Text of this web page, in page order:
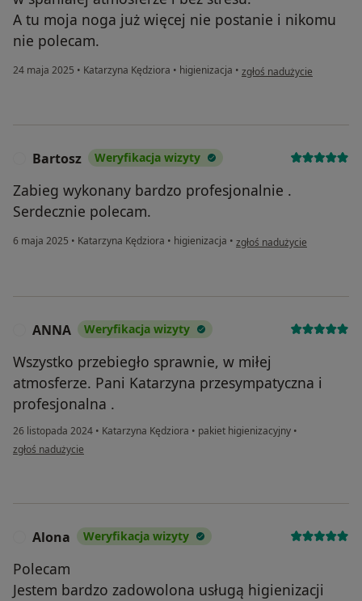
A tu moja noga już więcej nie postanie i nikomu
nie polecam.
24 maja 2025 • Katarzyna Kędziora • higienizacja • w opinii użytkownika
zgłoś nadużycie
Bartosz Weryfikacja wizyty
Zabieg wykonany bardzo profesjonalnie .
Serdecznie polecam.
6 maja 2025 • Katarzyna Kędziora • higienizacja • w opinii użytkownika
zgłoś nadużycie
ANNA Weryfikacja wizyty
Wszystko przebiegło sprawnie, w miłej
atmosferze. Pani Katarzyna przesympatyczna i
profesjonalna .
26 listopada 2024 • Katarzyna Kędziora • pakiet higienizacyjny •
w opinii użytkownika ANNA
zgłoś nadużycie
Alona Weryfikacja wizyty
Polecam
Jestem bardzo zadowolona usługą higienizacji